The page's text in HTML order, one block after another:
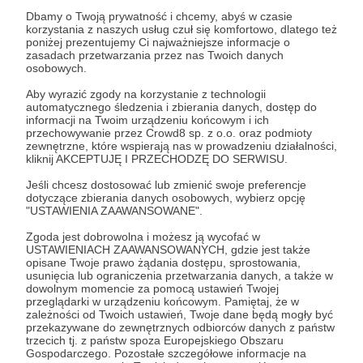
Dbamy o Twoją prywatność i chcemy, abyś w czasie
korzystania z naszych usług czuł się komfortowo, dlatego też
poniżej prezentujemy Ci najważniejsze informacje o
zasadach przetwarzania przez nas Twoich danych
osobowych.
Aby wyrazić zgody na korzystanie z technologii
automatycznego śledzenia i zbierania danych, dostęp do
informacji na Twoim urządzeniu końcowym i ich
przechowywanie przez Crowd8 sp. z o.o. oraz podmioty
zewnętrzne, które wspierają nas w prowadzeniu działalności,
kliknij AKCEPTUJĘ I PRZECHODZĘ DO SERWISU.
Jeśli chcesz dostosować lub zmienić swoje preferencje
dotyczące zbierania danych osobowych, wybierz opcję
"USTAWIENIA ZAAWANSOWANE".
Zgoda jest dobrowolna i możesz ją wycofać w
USTAWIENIACH ZAAWANSOWANYCH, gdzie jest także
opisane Twoje prawo żądania dostępu, sprostowania,
usunięcia lub ograniczenia przetwarzania danych, a także w
dowolnym momencie za pomocą ustawień Twojej
przeglądarki w urządzeniu końcowym. Pamiętaj, że w
zależności od Twoich ustawień, Twoje dane będą mogły być
przekazywane do zewnętrznych odbiorców danych z państw
trzecich tj. z państw spoza Europejskiego Obszaru
Gospodarczego. Pozostałe szczegółowe informacje na
Twoje wsparcie jest nieocenione!555
złotych - za tyle możemy opłacićtrzy godziny
lekcji języka polskiego jako obcegodla grupy
10 osób
Jako dowód naszej wdzięczności, wyślemy Ci
pocztą odbitkę jednego z pięknych zdjęć Puszczy
wykonanych przez lokalną fotografkę Małgorzatę
Otrzymasz też nagrody z niższych progów*.
*Minimum 3 miesiące wsparcia.
Patroni: 0
2000 zł miesięcznie